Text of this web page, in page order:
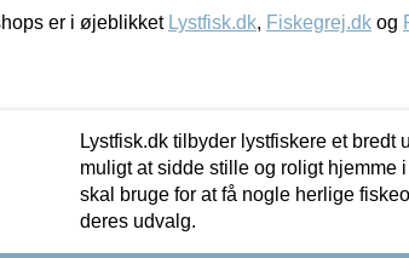
er i øjeblikket Lystfisk.dk, Fiskegrej.dk og
Lystfisk.dk tilbyder lystfiskere et
muligt at sidde stille og roligt hjemme
skal bruge for at få nogle herlige
deres udvalg.